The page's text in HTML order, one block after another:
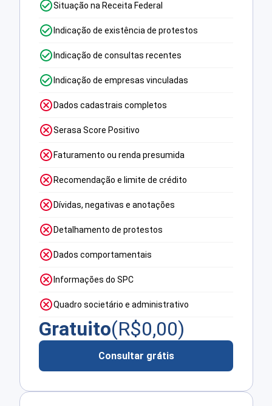
Situação na Receita Federal
Indicação de existência de protestos
Indicação de consultas recentes
Indicação de empresas vinculadas
Dados cadastrais completos
Serasa Score Positivo
Faturamento ou renda presumida
Recomendação e limite de crédito
Dívidas, negativas e anotações
Detalhamento de protestos
Dados comportamentais
Informações do SPC
Quadro societário e administrativo
Gratuito(R$0,00)
Consultar grátis